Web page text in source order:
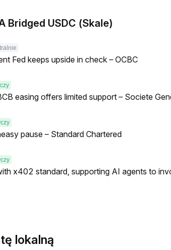
Bridged USDC (Skale)
Fed keeps upside in check – OCBC
easing offers limited support – Societe
pause – Standard Chartered
x402 standard, supporting AI agents to
lokalną